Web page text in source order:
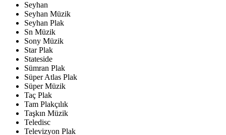
Seyhan
Seyhan Müzik
Seyhan Plak
Sn Müzik
Sony Müzik
Star Plak
Stateside
Sümran Plak
Süper Atlas Plak
Süper Müzik
Taç Plak
Tam Plakçılık
Taşkın Müzik
Teledisc
Televizyon Plak